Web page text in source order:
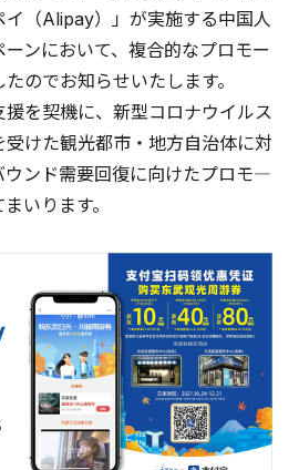
（Alipay）」が実施する中国人
ンにおいて、複合的なプロモー
のでお知らせいたします。
を契機に、新型コロナウイルス
けた観光都市・地方自治体に対
ウンド需要回復に向けたプロモ―
いります。